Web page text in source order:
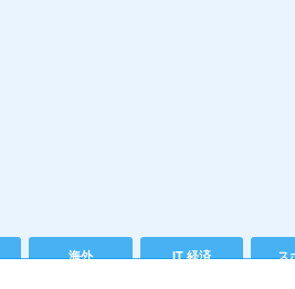
海外 IT 経済 ス